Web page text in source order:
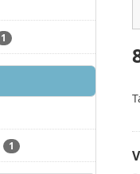
1
1